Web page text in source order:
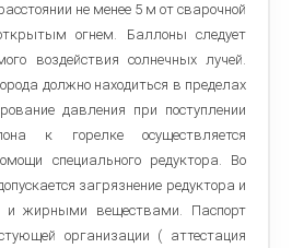
не менее 5 м от сварочной
огнем. Баллоны следует
воздействия солнечных лучей.
должно находиться в пределах
давления при поступлении
к горелке осуществляется
специального редуктора. Во
загрязнение редуктора и
и жирными веществами. Паспорт
организации ( аттестация